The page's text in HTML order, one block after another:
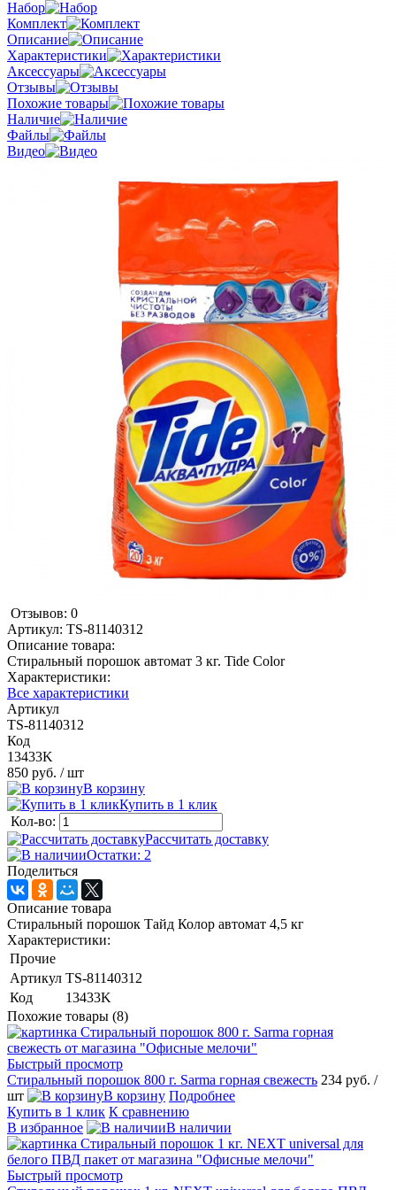
Набор
Комплект
Описание
Характеристики
Аксессуары
Отзывы
Похожие товары
Наличие
Файлы
Видео
Отзывов: 0
Артикул: TS-81140312
Описание товара:
Стиральный порошок автомат 3 кг. Tide Color
Характеристики:
Все характеристики
Артикул
TS-81140312
Код
13433K
850 руб. / шт
В корзину
Купить в 1 клик
Кол-во:
Рассчитать доставку
Остатки: 2
Поделиться
Описание товара
Стиральный порошок Тайд Колор автомат 4,5 кг
Характеристики:
Прочие
Артикул TS-81140312
Код
13433K
Похожие товары (8)
Быстрый просмотр
Стиральный порошок 800 г. Sarma горная свежесть 234 руб. /
шт
В корзину Подробнее
Купить в 1 клик К сравнению
В избранное
В наличии
Быстрый просмотр